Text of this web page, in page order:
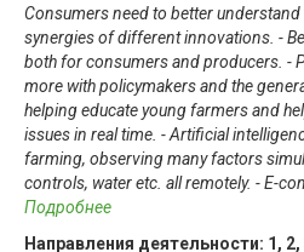
Consumers need to better
synergies of different innovations. -
both for consumers and producers. -
more with policymakers and the
helping educate young farmers and
issues in real time. - Artificial
farming, observing many factors
controls, water etc. all remotely. - E-
Подробнее
Направления деятельности: 1 , 2,